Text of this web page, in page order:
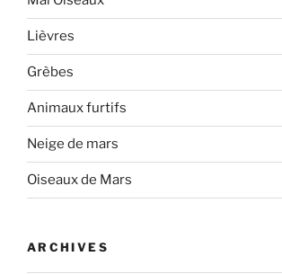
Lièvres
Grèbes
Animaux furtifs
Neige de mars
Oiseaux de Mars
ARCHIVES